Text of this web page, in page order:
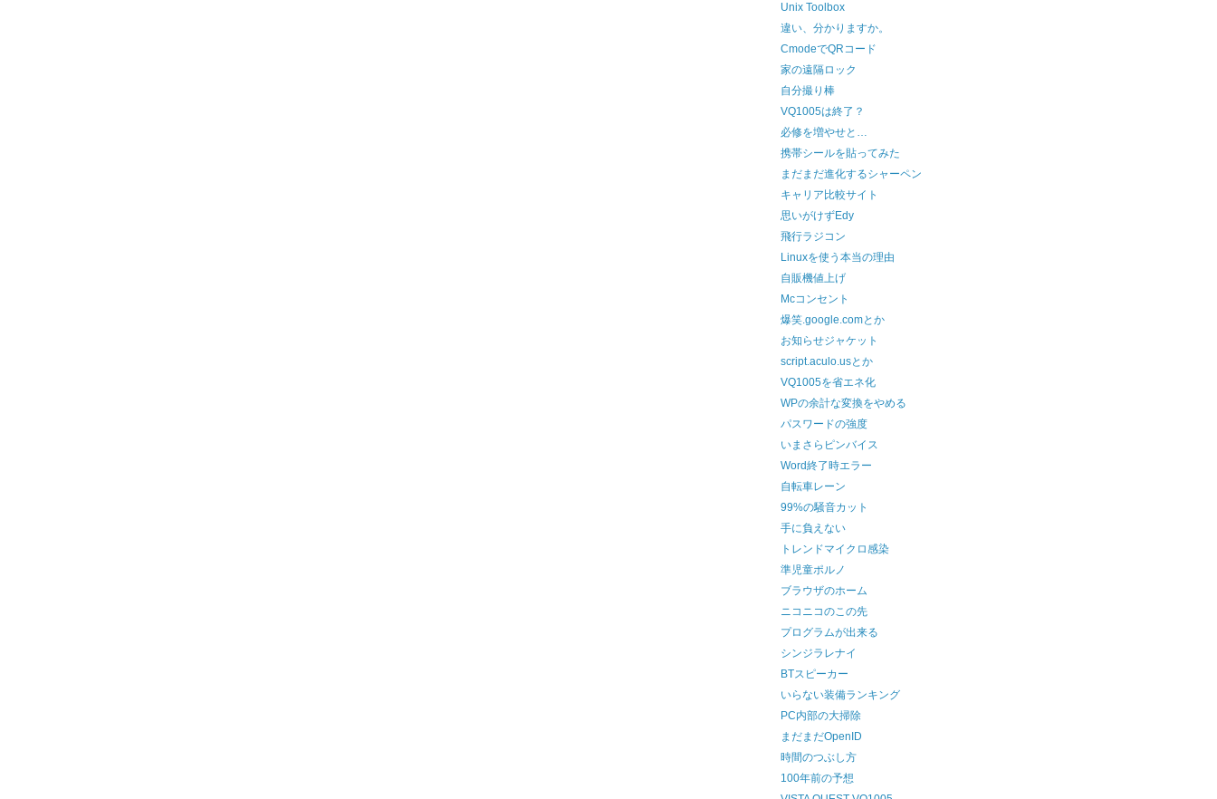
Unix Toolbox
違い、分かりますか。
CmodeでQRコード
家の遠隔ロック
自分撮り棒
VQ1005は終了？
必修を増やせと…
携帯シールを貼ってみた
まだまだ進化するシャーペン
キャリア比較サイト
思いがけずEdy
飛行ラジコン
Linuxを使う本当の理由
自販機値上げ
Mcコンセント
爆笑.google.comとか
お知らせジャケット
script.aculo.usとか
VQ1005を省エネ化
WPの余計な変換をやめる
パスワードの強度
いまさらピンバイス
Word終了時エラー
自転車レーン
99%の騒音カット
手に負えない
トレンドマイクロ感染
準児童ポルノ
ブラウザのホーム
ニコニコのこの先
プログラムが出来る
シンジラレナイ
BTスピーカー
いらない装備ランキング
PC内部の大掃除
まだまだOpenID
時間のつぶし方
100年前の予想